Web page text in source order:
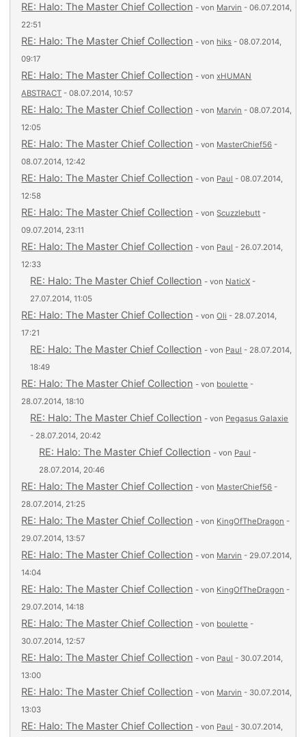
RE: Halo: The Master Chief Collection - von Marvin - 06.07.2014,
22:51
RE: Halo: The Master Chief Collection - von hiks - 08.07.2014,
09:17
RE: Halo: The Master Chief Collection - vonxHUMAN
ABSTRACT - 08.07.2014, 10:57
RE: Halo: The Master Chief Collection - von Marvin - 08.07.2014,
12:05
RE: Halo: The Master Chief Collection - von MasterChief56 -
08.07.2014, 12:42
RE: Halo: The Master Chief Collection - von Paul - 08.07.2014,
12:58
RE: Halo: The Master Chief Collection - vonScuzzlebutt -
09.07.2014, 23:11
RE: Halo: The Master Chief Collection - von Paul - 26.07.2014,
12:33
RE: Halo: The Master Chief Collection - von NaticX -
27.07.2014, 11:05
RE: Halo: The Master Chief Collection - vonOli - 28.07.2014,
17:21
RE: Halo: The Master Chief Collection - von Paul - 28.07.2014,
18:49
RE: Halo: The Master Chief Collection - von boulette -
28.07.2014, 18:10
RE: Halo: The Master Chief Collection - von Pegasus Galaxie
- 28.07.2014, 20:42
RE: Halo: The Master Chief Collection - von Paul -
28.07.2014, 20:46
RE: Halo: The Master Chief Collection - von MasterChief56 -
28.07.2014, 21:25
RE: Halo: The Master Chief Collection - von KingOfTheDragon -
29.07.2014, 13:57
RE: Halo: The Master Chief Collection - von Marvin - 29.07.2014,
14:04
RE: Halo: The Master Chief Collection - von KingOfTheDragon -
29.07.2014, 14:18
RE: Halo: The Master Chief Collection - von boulette -
30.07.2014, 12:57
RE: Halo: The Master Chief Collection - von Paul - 30.07.2014,
13:00
RE: Halo: The Master Chief Collection - von Marvin - 30.07.2014,
13:03
RE: Halo: The Master Chief Collection - von Paul - 30.07.2014,